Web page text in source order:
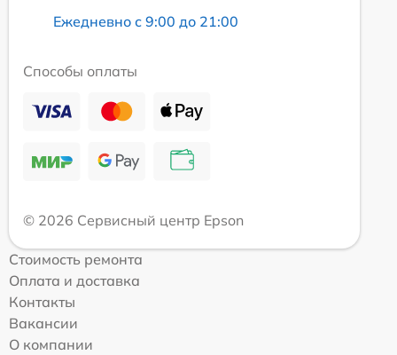
Ежедневно с 9:00 до 21:00
Способы оплаты
© 2026 Сервисный центр Epson
Стоимость ремонта
Оплата и доставка
Контакты
Вакансии
О компании